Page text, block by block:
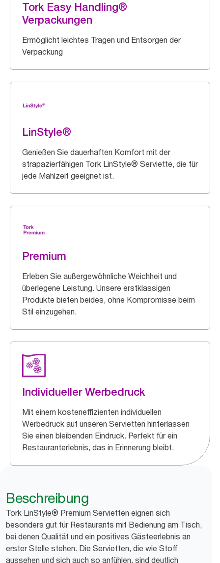
Tork Easy Handling®
Verpackungen
Ermöglicht leichtes Tragen und Entsorgen der
Verpackung
LinStyle®
Genießen Sie dauerhaften Komfort mit der
strapazierfähigen Tork LinStyle® Serviette, die für
jede Mahlzeit geeignet ist.
Premium
Erleben Sie außergewöhnliche Weichheit und
überlegene Leistung. Unsere erstklassigen
Produkte bieten beides, ohne Kompromisse beim
Stil einzugehen.
Individueller Werbedruck
Mit einem kosteneffizienten individuellen
Werbedruck auf unseren Servietten hinterlassen
Sie einen bleibenden Eindruck. Perfekt für ein
Restauranterlebnis, das in Erinnerung bleibt.
Beschreibung
Tork LinStyle® Premium Servietten eignen sich
besonders gut für Restaurants mit Bedienung am Tisch,
bei denen Qualität und ein positives Gästeerlebnis an
erster Stelle stehen. Die Servietten, die wie Stoff
aussehen und sich auch so anfühlen, sind deutlich